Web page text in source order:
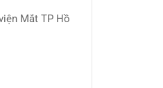
Mắt TP Hồ